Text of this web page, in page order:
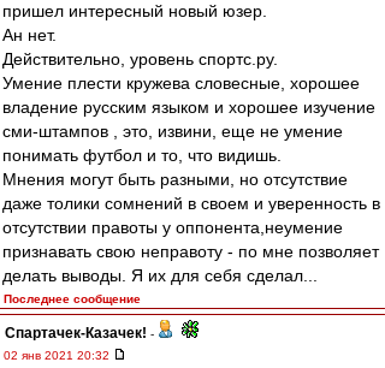
пришел интересный новый юзер.
Ан нет.
Действительно, уровень спортс.ру.
Умение плести кружева словесные, хорошее
владение русским языком и хорошее изучение
сми-штампов , это, извини, еще не умение
понимать футбол и то, что видишь.
Мнения могут быть разными, но отсутствие
даже толики сомнений в своем и уверенность в
отсутствии правоты у оппонента,неумение
признавать свою неправоту - по мне позволяет
делать выводы. Я их для себя сделал...
Последнее сообщение
Спартачек-Казачек! -
02 янв 2021 20:32